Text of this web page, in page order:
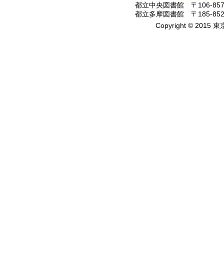
都立中央図書館 〒106-
都立多摩図書館 〒185-
Copyright © 2015 東